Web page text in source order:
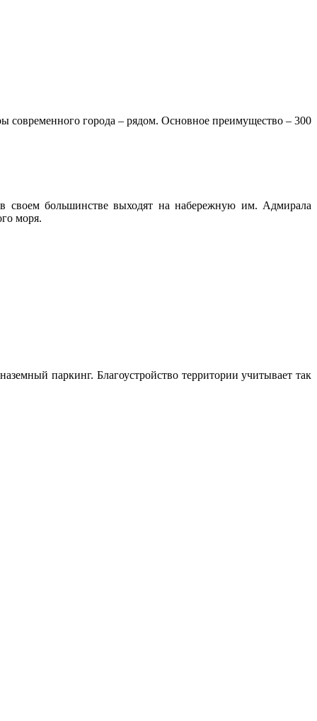
современного города – рядом. Основное преимущество – 300
своем большинстве выходят на набережную им. Адмирала
моря.
паркинг. Благоустройство территории учитывает так